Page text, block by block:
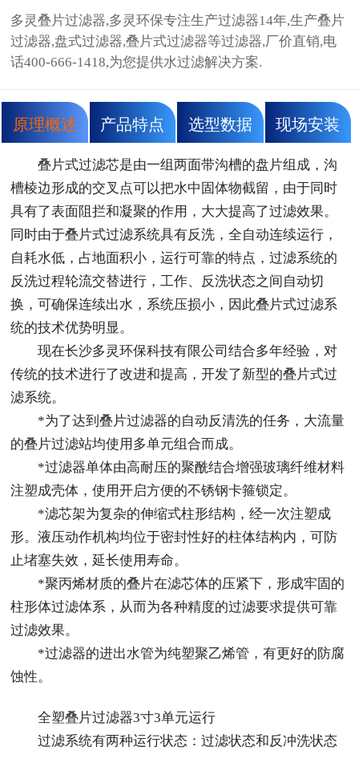
多灵叠片过滤器,多灵环保专注生产过滤器14年,生产叠片
过滤器,盘式过滤器,叠片式过滤器等过滤器,厂价直销,电
话400-666-1418,为您提供水过滤解决方案.
原理概述 产品特点 选型数据 现场安装
叠片式过滤芯是由一组两面带沟槽的盘片组成，沟
槽棱边形成的交叉点可以把水中固体物截留，由于同时
具有了表面阻拦和凝聚的作用，大大提高了过滤效果。
同时由于叠片式过滤系统具有反洗，全自动连续运行，
自耗水低，占地面积小，运行可靠的特点，过滤系统的
反洗过程轮流交替进行，工作、反洗状态之间自动切
换，可确保连续出水，系统压损小，因此叠片式过滤系
统的技术优势明显。
现在长沙多灵环保科技有限公司结合多年经验，对
传统的技术进行了改进和提高，开发了新型的叠片式过
滤系统。
*为了达到叠片过滤器的自动反清洗的任务，大流量
的叠片过滤站均使用多单元组合而成。
*过滤器单体由高耐压的聚酰结合增强玻璃纤维材料
注塑成壳体，使用开启方便的不锈钢卡箍锁定。
*滤芯架为复杂的伸缩式柱形结构，经一次注塑成
形。液压动作机构均位于密封性好的柱体结构内，可防
止堵塞失效，延长使用寿命。
*聚丙烯材质的叠片在滤芯体的压紧下，形成牢固的
柱形体过滤体系，从而为各种精度的过滤要求提供可靠
过滤效果。
*过滤器的进出水管为纯塑聚乙烯管，有更好的防腐
蚀性。
全塑叠片过滤器3寸3单元运行
过滤系统有两种运行状态：过滤状态和反冲洗状态